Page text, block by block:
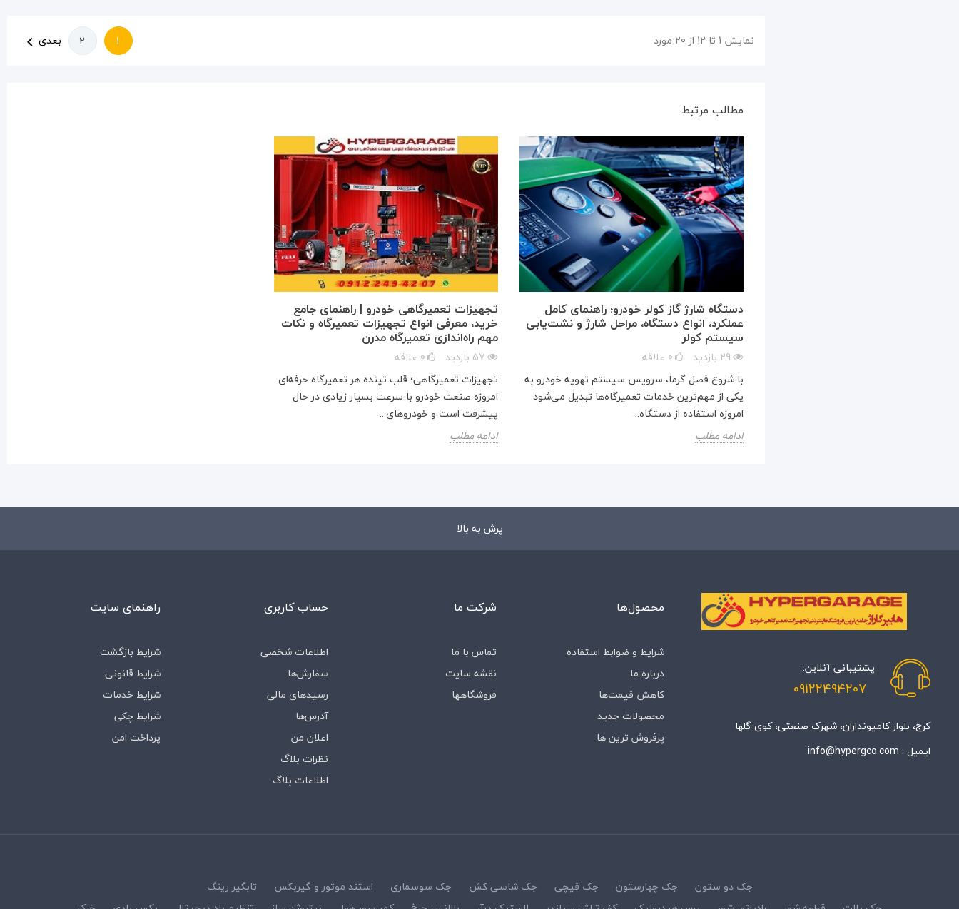
نمایش 1 تا 12 از 20 مورد 1
2 بعدی
مطالب مرتبط
دستگاه شارژ گاز کولر خودرو؛ راهنمای کامل
عملکرد، انواع دستگاه، مراحل شارژ و نشت‌یابی
سیستم کولر
29 بازدید 0 علاقه
با شروع فصل گرما، سرویس سیستم تهویه خودرو به
یکی از مهم‌ترین خدمات تعمیرگاه‌ها تبدیل می‌شود.
امروزه استفاده از دستگاه...
ادامه مطلب
تجهیزات تعمیرگاهی خودرو | راهنمای جامع
خرید، معرفی انواع تجهیزات تعمیرگاه و نکات
مهم راه‌اندازی تعمیرگاه مدرن
57 بازدید 0 علاقه
تجهیزات تعمیرگاهی؛ قلب تپنده هر تعمیرگاه حرفه‌ای
امروزه صنعت خودرو با سرعت بسیار زیادی در حال
پیشرفت است و خودروهای...
ادامه مطلب
پرش به بالا
پشتیبانی آنلاین:
کرج، بلوار کامیونداران، شهرک صنعتی، کوی گلها
ایمیل : info@hypergco.com
محصول‌ها
شرایط و ضوابط استفاده
درباره‌ ما
کاهش قیمت‌ها
محصولات جدید
پرفروش ترین ها
شرکت ما
تماس با ما
نقشه سایت
فروشگاه‎ها
حساب کاربری
اطلاعات شخصی
سفارش‌ها
رسیدهای مالی
آدرس‌ها
اعلان من
نظرات بلاگ
اطلاعات بلاگ
راهنمای سایت
شرایط بازگشت
شرایط قانونی
شرایط خدمات
شرایط چکی
پرداخت امن
جک دو ستون جک چهارستون جک قیچی جک شاسی کش جک سوسماری استند موتور و گیربکس
تابگیر رینگ